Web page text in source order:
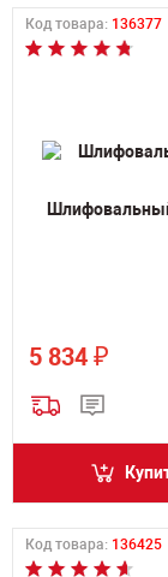
Код товара: 136377
Шлифовальный
5 834 ₽
Код товара: 136425